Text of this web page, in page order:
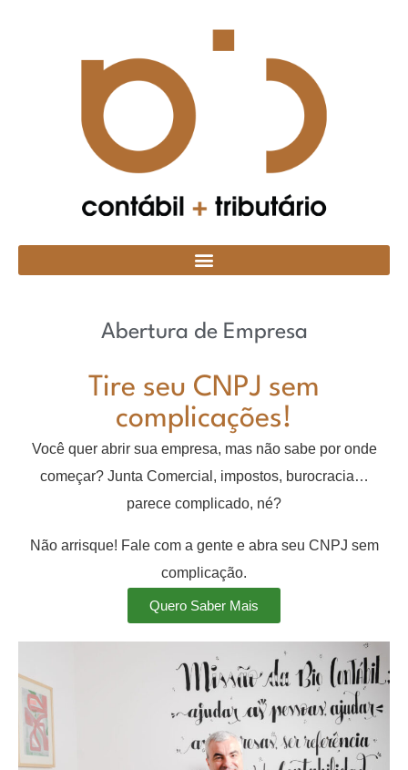
Abertura de Empresa
Tire seu CNPJ sem
complicações!
Você quer abrir sua empresa, mas não sabe por onde
começar? Junta Comercial, impostos, burocracia…
parece complicado, né?
Não arrisque! Fale com a gente e abra seu CNPJ sem
complicação.
Quero Saber Mais